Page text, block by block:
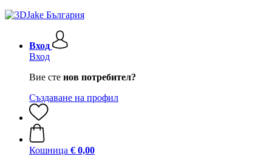
Вход
Вход
Вие сте нов потребител?
Създаване на профил
Кошница € 0,00